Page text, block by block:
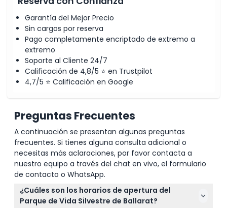
Garantía del Mejor Precio
Sin cargos por reserva
Pago completamente encriptado de extremo a
extremo
Soporte al Cliente 24/7
Calificación de 4,8/5 ⭐ en Trustpilot
4,7/5 ⭐ Calificación en Google
Preguntas Frecuentes
A continuación se presentan algunas preguntas
frecuentes. Si tienes alguna consulta adicional o
necesitas más aclaraciones, por favor contacta a
nuestro equipo a través del chat en vivo, el formulario
de contacto o WhatsApp.
¿Cuáles son los horarios de apertura del
Parque de Vida Silvestre de Ballarat?